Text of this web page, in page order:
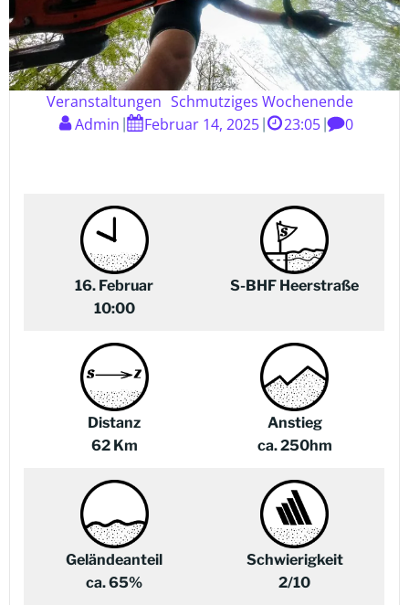
Veranstaltungen Schmutziges Wochenende
Admin
Februar 14, 2025 23:05 0
16. Februar
10:00
S-BHF Heerstraße
Distanz
62 Km
Anstieg
ca. 250hm
Geländeanteil
ca. 65%
Schwierigkeit
2/10